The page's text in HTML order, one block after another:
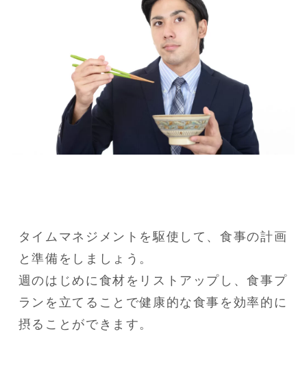
タイムマネジメントを駆使して、食事の計画
と準備をしましょう。
週のはじめに食材をリストアップし、食事プ
ランを立てることで健康的な食事を効率的に
摂ることができます。